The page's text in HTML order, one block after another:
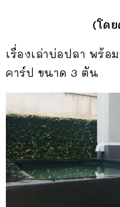
(โด
เรื่องเล่าบ่อปลา พร้
คาร์ป ขนาด 3 ตัน